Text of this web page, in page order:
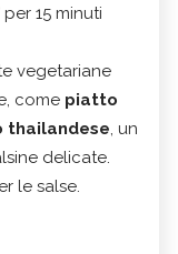
per 15 minuti
vegetariane
come piatto
thailandese, un
delicate.
le salse.